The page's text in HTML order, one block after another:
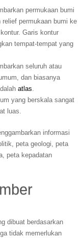
permukaan bumi
relief permukaan bumi ke
Garis kontur
tempat-tempat yang
seluruh atau
dan biasanya
atlas.
yang berskala sangat
luas.
informasi
peta geologi, peta
peta kepadatan
dibuat berdasarkan
tidak memerlukan